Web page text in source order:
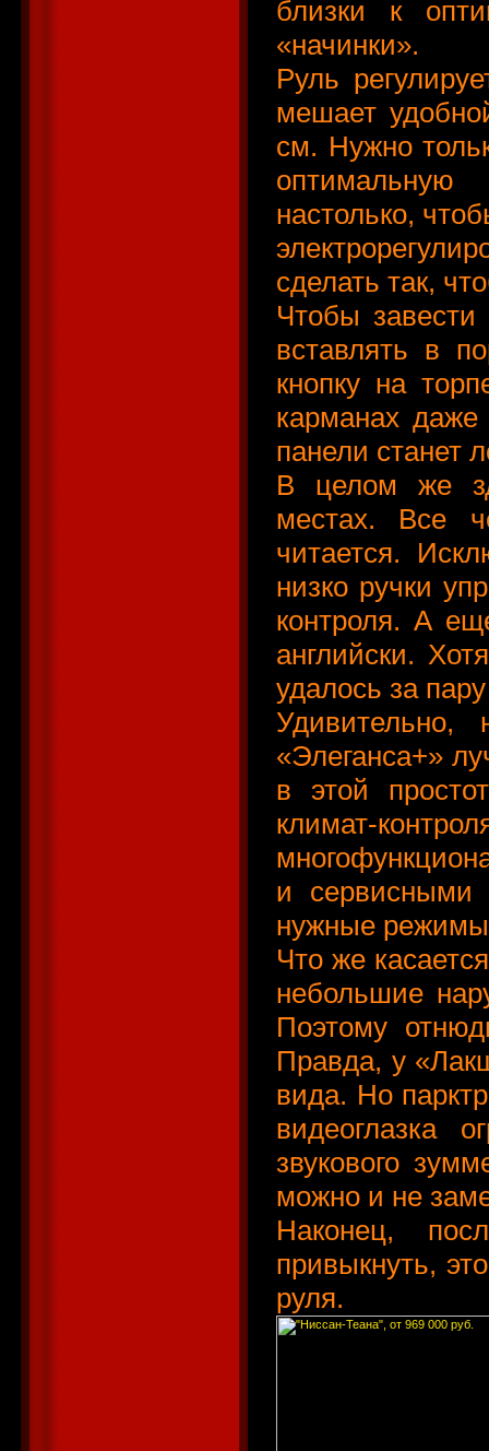
близки к
«начинки».
Руль
мешает
см. Нужно
оптимальную
настолько,
сделать так,
Чтобы
вставлять в
кнопку на
карманах даже
панели станет
В целом же
местах. Все
читается.
низко ручки
контроля. А
английски.
удалось за
Удивительно,
«Элеганса+»
в этой
климат-
и сервисными
нужные режимы
Что же
небольшие
Поэтому
Правда, у
вида. Но
видеоглазка
звукового
можно и не
Наконец,
привыкнуть,
руля.